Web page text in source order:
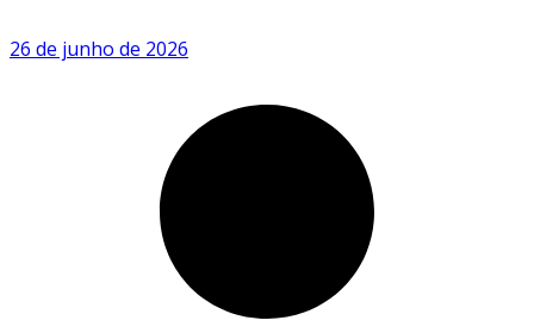
26 de junho de 2026